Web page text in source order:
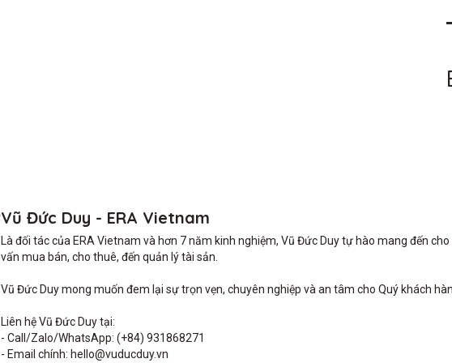
Vũ Đức Duy - ERA Vietnam
Là đối tác của ERA Vietnam và hơn 7 năm kinh nghiệm, Vũ Đức Duy tự hào mang đến
vấn mua bán, cho thuê, đến quản lý tài sản.
Vũ Đức Duy mong muốn đem lại sự trọn vẹn, chuyên nghiệp và an tâm cho Quý khách
Liên hệ Vũ Đức Duy tại:
- Call/Zalo/WhatsApp: (+84) 931868271
- Email chính: hello@vuducduy.vn